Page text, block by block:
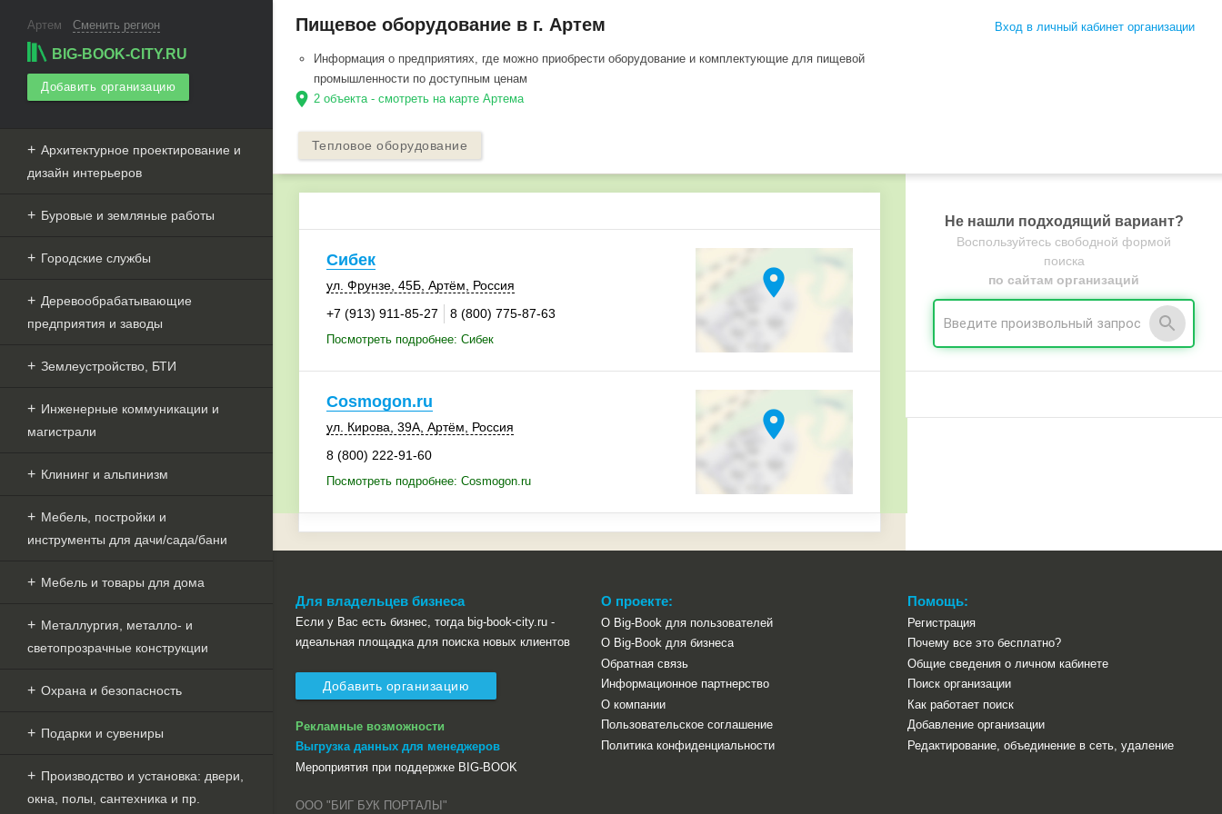
Артем Сменить регион
BIG-BOOK-CITY.RU
Добавить организацию
Архитектурное проектирование и
дизайн интерьеров
Буровые и земляные работы
Городские службы
Деревообрабатывающие
предприятия и заводы
Землеустройство, БТИ
Инженерные коммуникации и
магистрали
Клининг и альпинизм
Мебель, постройки и
инструменты для дачи/сада/бани
Мебель и товары для дома
Металлургия, металло- и
светопрозрачные конструкции
Охрана и безопасность
Подарки и сувениры
Производство и установка: двери,
окна, полы, сантехника и пр.
Пищевое оборудование в г. Артем
Информация о предприятиях, где можно приобрести оборудование и комплектующие для пищевой
промышленности по доступным ценам
location_on 2 объекта - смотреть на карте Артема
Вход в личный кабинет организации
Тепловое оборудование
Сибек
ул. Фрунзе, 45Б, Артём
Россия
+7 (913) 911-85-27
8 (800) 775-87-63
Посмотреть подробнее: Сибек
location_on
Cosmogon.ru
ул. Кирова 39А, Артём
Россия
8 (800) 222-91-60
Посмотреть подробнее: Cosmogon.ru
location_on
Не нашли подходящий вариант?
Воспользуйтесь свободной формой
поиска
по сайтам организаций
Для владельцев бизнеса
Если у Вас есть бизнес, тогда big-book-city.ru -
идеальная площадка для поиска новых клиентов
Добавить организацию
Рекламные возможности
Выгрузка данных для менеджеров
Мероприятия при поддержке BIG-BOOK
О проекте:
О Big-Book для пользователей
О Big-Book для бизнеса
Обратная связь
Информационное партнерство
О компании
Пользовательское соглашение
Политика конфиденциальности
Помощь:
Регистрация
Почему все это бесплатно?
Общие сведения о личном кабинете
Поиск организации
Как работает поиск
Добавление организации
Редактирование, объединение в сеть, удаление
ООО "БИГ БУК ПОРТАЛЫ"